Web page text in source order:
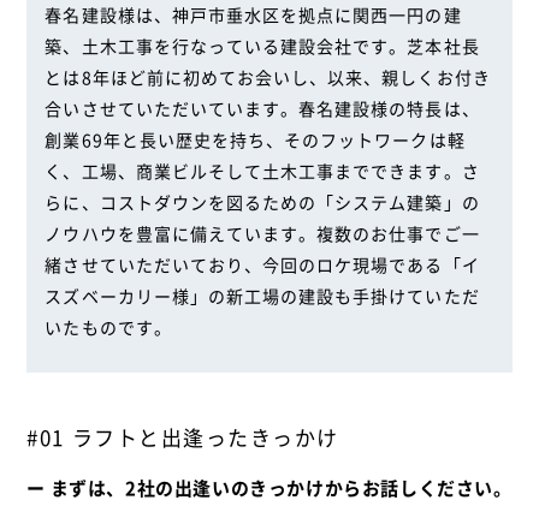
春名建設様は、神戸市垂水区を拠点に関西一円の建
築、土木工事を行なっている建設会社です。芝本社長
とは8年ほど前に初めてお会いし、以来、親しくお付き
合いさせていただいています。春名建設様の特長は、
創業69年と長い歴史を持ち、そのフットワークは軽
く、工場、商業ビルそして土木工事までできます。さ
らに、コストダウンを図るための「システム建築」の
ノウハウを豊富に備えています。複数のお仕事でご一
緒させていただいており、今回のロケ現場である「イ
スズベーカリー様」の新工場の建設も手掛けていただ
いたものです。
#01 ラフトと出逢ったきっかけ
ー まずは、2社の出逢いのきっかけからお話しください。